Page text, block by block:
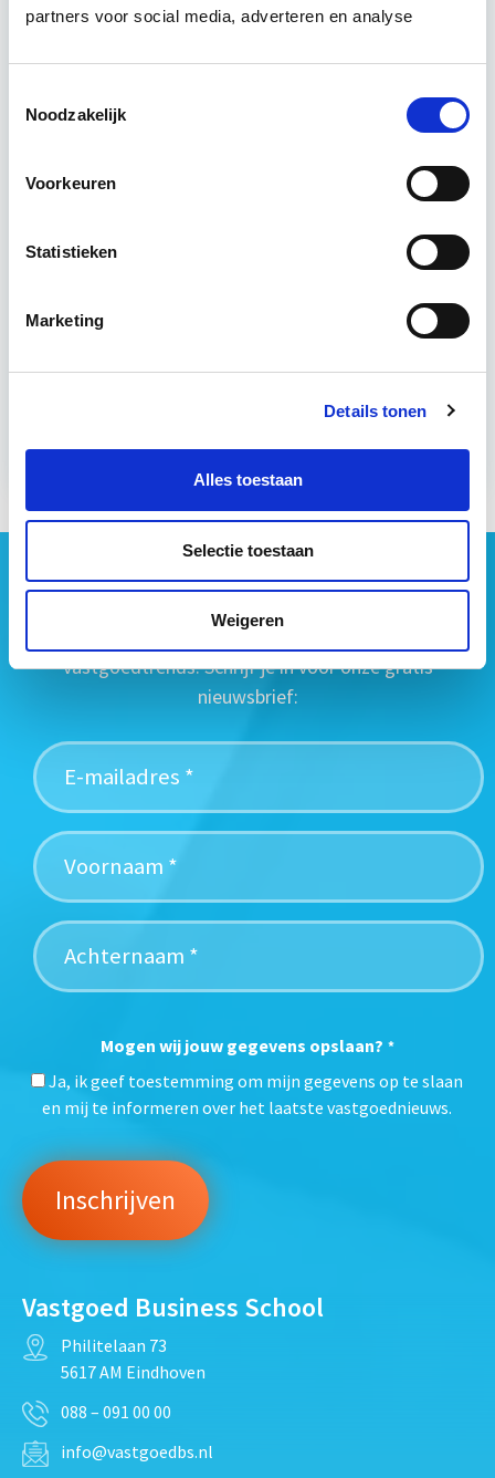
partners voor social media, adverteren en analyse
Noodzakelijk
Voorkeuren
Statistieken
Marketing
Details tonen
Alles toestaan
Selectie toestaan
Weigeren
verbeteren. De belangrijkste trends in vastgoed
15 Lesdagen lesdag(en)
4 - 8 uur per week
do 10 sep 2026 - Utrecht of Online
Meer informatie
media voor je samen en signaleren de belangrijkste
vastgoedtrends. Schrijf je in voor onze gratis
nieuwsbrief:
Mogen wij jouw gegevens opslaan? *
Ja, ik geef toestemming om mijn gegevens op te slaan
en mij te informeren over het laatste vastgoednieuws.
Vastgoed Business School
Philitelaan 73
5617 AM Eindhoven
088 – 091 00 00
info@vastgoedbs.nl